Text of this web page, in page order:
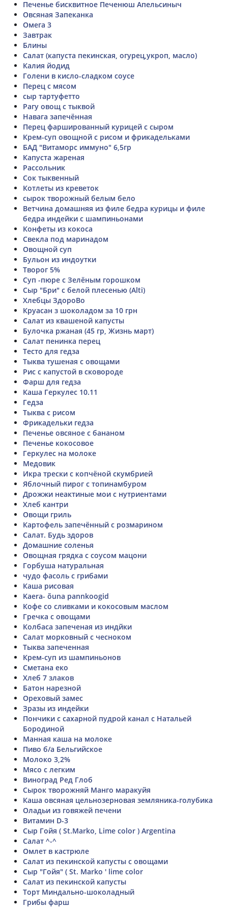
Печенье бисквитное Печенюш Апельсиныч
Овсяная Запеканка
Омега 3
Завтрак
Блины
Салат (капуста пекинская, огурец,укроп, масло)
Калия йодид
Голени в кисло-сладком соусе
Перец с мясом
сыр тартуфетто
Рагу овощ с тыквой
Навага запечённая
Перец фаршированный курицей с сыром
Крем-суп овощной с рисом и фрикадельками
БАД "Витаморс иммуно" 6,5гр
Капуста жареная
Рассольник
Сок тыквенный
Котлеты из креветок
сырок творожный белым бело
Ветчина домашняя из филе бедра курицы и филе
бедра индейки с шампиньонами
Конфеты из кокоса
Свекла под маринадом
Овощной суп
Бульон из индоутки
Творог 5%
Суп -пюре с Зелёным горошком
Сыр "Бри" с белой плесенью (Alti)
Хлебцы ЗдороВо
Круасан з шоколадом за 10 грн
Салат из квашеной капусты
Булочка ржаная (45 гр, Жизнь март)
Салат пенинка перец
Тесто для гедза
Тыква тушеная с овощами
Рис с капустой в сковороде
Фарш для гедза
Каша Геркулес 10.11
Гедза
Тыква с рисом
Фрикадельки гедза
Печенье овсяное с бананом
Печенье кокосовое
Геркулес на молоке
Медовик
Икра трески с копчёной скумбрией
Яблочный пирог с топинамбуром
Дрожжи неактиные мои с нутриентами
Хлеб кантри
Овощи гриль
Картофель запечённый с розмарином
Салат. Будь здоров
Домашние соленья
Овощная грядка с соусом мацони
Горбуша натуральная
чудо фасоль с грибами
Каша рисовая
Kaera- õuna pannkoogid
Кофе со сливками и кокосовым маслом
Гречка с овощами
Колбаса запеченая из индйки
Салат морковный с чесноком
Тыква запеченная
Крем-суп из шампиньонов
Сметана еко
Хлеб 7 злаков
Батон нарезной
Ореховый замес
Зразы из индейки
Пончики с сахарной пудрой канал с Натальей
Бородиной
Манная каша на молоке
Пиво б/а Бельгийское
Молоко 3,2%
Мясо с легким
Виноград Ред Глоб
Сырок творожняй Манго маракуйя
Каша овсяная цельнозерновая земляника-голубика
Оладьи из говяжей печени
Витамин D-3
Сыр Гойя ( St.Marko, Lime color ) Argentina
Салат ^-^
Омлет в кастрюле
Салат из пекинской капусты с овощами
Сыр "Гойя" ( St. Marko ' lime color
Салат из пекинской капусты
Торт Миндально-шоколадный
Грибы фарш